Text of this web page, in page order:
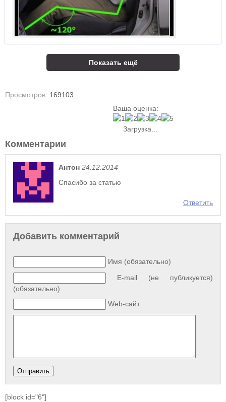
Показать ещё
Просмотров: 169103
Ваша оценка:
Загрузка...
Комментарии
Антон 24.12.2014
Спасибо за статью
Ответить
Добавить комментарий
Имя (обязательно)
E-mail (не публикуется)
(обязательно)
Web-сайт
[block id="6"]